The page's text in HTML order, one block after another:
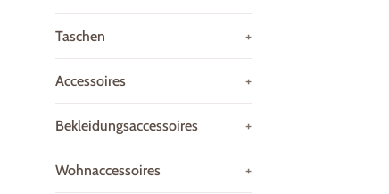
Taschen +
Accessoires +
Bekleidungsaccessoires +
Wohnaccessoires +